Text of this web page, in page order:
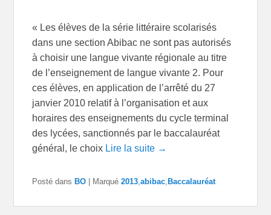
« Les élèves de la série littéraire scolarisés
dans une section Abibac ne sont pas autorisés
à choisir une langue vivante régionale au titre
de l’enseignement de langue vivante 2. Pour
ces élèves, en application de l’arrêté du 27
janvier 2010 relatif à l’organisation et aux
horaires des enseignements du cycle terminal
des lycées, sanctionnés par le baccalauréat
général, le choix Lire la suite →
Posté dans BO Marqué 2013 ,abibac Baccalauréat